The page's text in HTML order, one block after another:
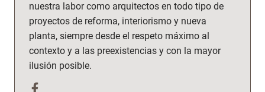
nuestra labor como arquitectos en todo tipo de
proyectos de reforma, interiorismo y nueva
planta, siempre desde el respeto máximo al
contexto y a las preexistencias y con la mayor
ilusión posible.